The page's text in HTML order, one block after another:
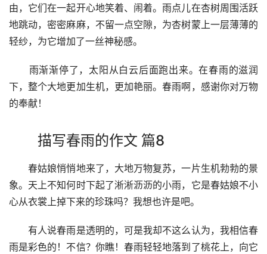
由，它们在一起开心地笑着、闹着。雨点儿在杏树周围活跃
地跳动，密密麻麻，不留一点空隙，为杏树蒙上一层薄薄的
轻纱，为它增加了一丝神秘感。
雨渐渐停了，太阳从白云后面跑出来。在春雨的滋润
下，整个大地更加生机，更加艳丽。春雨啊，感谢你对万物
的奉献！
描写春雨的作文 篇8
春姑娘悄悄地来了，大地万物复苏，一片生机勃勃的景
象。天上不知何时下起了淅淅沥沥的小雨，它是春姑娘不小
心从衣裳上掉下来的珍珠吗？我想也许是吧。
有人说春雨是透明的，可是我却不这么认为，我相信春
雨是彩色的！不信？你瞧！春雨轻轻地落到了桃花上，向它